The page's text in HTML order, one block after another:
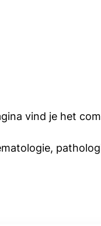
vind je het